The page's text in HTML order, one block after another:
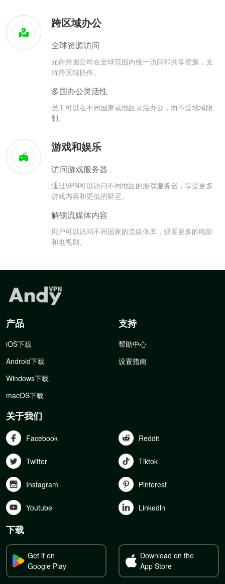
跨区域办公
全球资源访问
允许跨国公司在全球范围内统一访问和共享资源，支
持跨区域协作。
多国办公灵活性
员工可以在不同国家或地区灵活办公，而不受地域限
制。
游戏和娱乐
访问游戏服务器
通过VPN可以访问不同地区的游戏服务器，享受更多
游戏内容和更低的延迟。
解锁流媒体内容
用户可以访问不同国家的流媒体库，观看更多的电影
和电视剧。
产品
iOS下载
Android下载
Windows下载
macOS下载
支持
帮助中心
设置指南
关于我们
Facebook Reddit
Twitter Tiktok
Instagram Pinterest
Youtube Linkedln
下载
Get it on
Google Play
Download on the
App Store